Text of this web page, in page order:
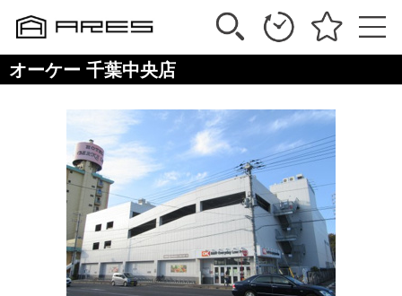
オーケー 千葉中央店